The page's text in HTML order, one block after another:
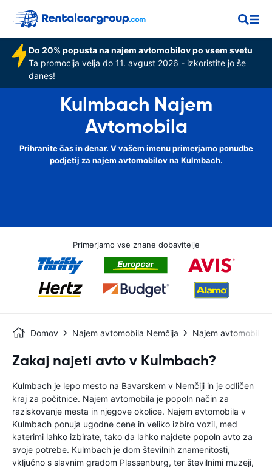
Do 20% popusta na najem avtomobilov po vsem svetu
Ta promocija velja do 11. avgust 2026 - izkoristite jo še
danes!
Kulmbach Najem
Avtomobila
Prihranite čas in denar. V vašem imenu primerjamo ponudbe
podjetij za najem avtomobilov na Kulmbach.
Primerjamo vse znane dobavitelje
Domov Najem avtomobila Nemčija Najem avtomobila
Zakaj najeti avto v Kulmbach?
Kulmbach je lepo mesto na Bavarskem v Nemčiji in je odličen
kraj za počitnice. Najem avtomobila je popoln način za
raziskovanje mesta in njegove okolice. Najem avtomobila v
Kulmbach ponuja ugodne cene in veliko izbiro vozil, med
katerimi lahko izbirate, tako da lahko najdete popoln avto za
svoje potrebe. Kulmbach je dom številnih znamenitosti,
vključno s slavnim gradom Plassenburg, ter številnimi muzeji,